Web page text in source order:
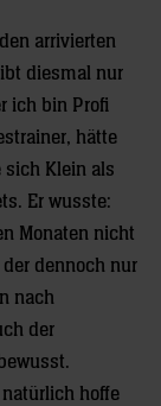
arrivierten
diesmal nur
ich bin Profi
hätte
sich Klein als
Er wusste:
Monaten nicht
dennoch nur
nach
der
natürlich hoffe